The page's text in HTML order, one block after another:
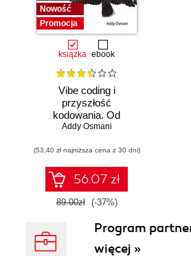
Nowość
Promocja
książka ebook
Vibe coding i
przyszłość
kodowania. Od
programisty do
Addy Osmani
(53,40 zł najniższa cena z 30 dni)
56.07 zł
89.00zł (-37%)
Program
więcej »